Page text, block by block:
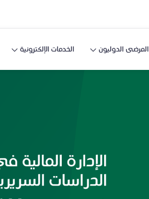
المرضى الدوليون الخدمات الإلكترونية